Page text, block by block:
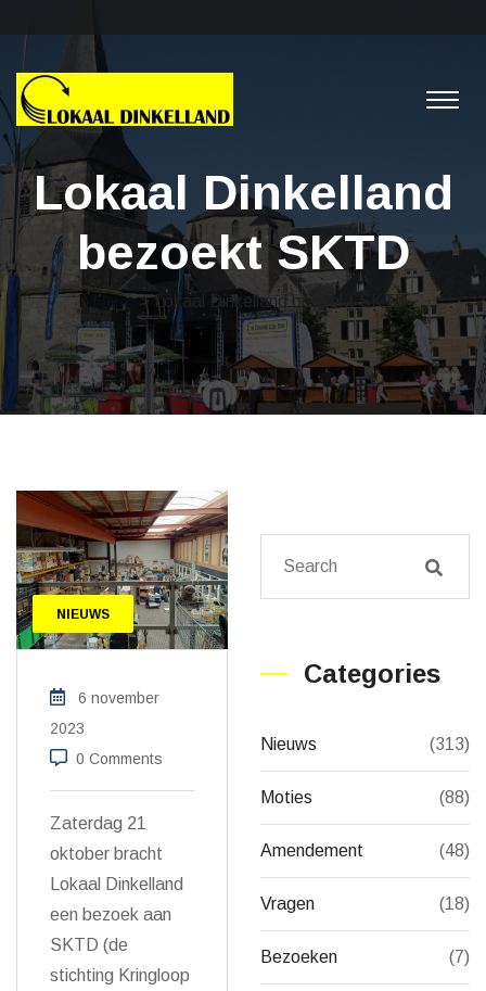
Lokaal Dinkelland
bezoekt SKTD
Nieuws> Lokaal Dinkelland bezoekt SKTD
NIEUWS
6 november
2023
0 Comments
Zaterdag 21
oktober bracht
Lokaal Dinkelland
een bezoek aan
SKTD (de
stichting Kringloop
Categories
Nieuws (313)
Moties (88)
Amendement (48)
Vragen (18)
Bezoeken (7)